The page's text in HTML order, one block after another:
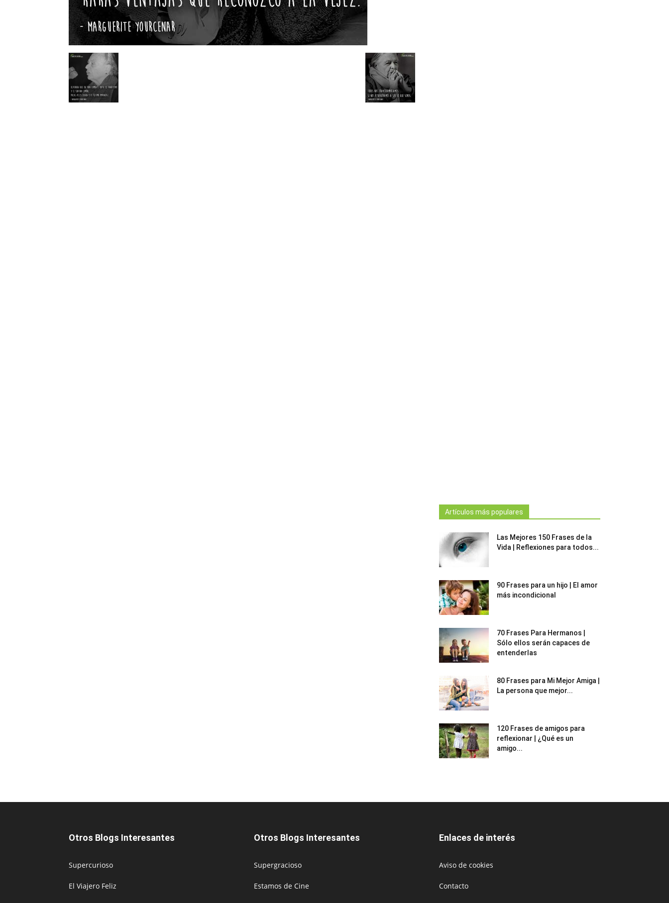
Artículos más populares
Las Mejores 150 Frases de la
Vida | Reflexiones para todos...
90 Frases para un hijo | El amor
más incondicional
70 Frases Para Hermanos |
Sólo ellos serán capaces de
entenderlas
80 Frases para Mi Mejor Amiga |
La persona que mejor...
120 Frases de amigos para
reflexionar | ¿Qué es un
amigo...
Otros Blogs Interesantes
Supercurioso
El Viajero Feliz
Otros Blogs Interesantes
Supergracioso
Estamos de Cine
Enlaces de interés
Aviso de cookies
Contacto